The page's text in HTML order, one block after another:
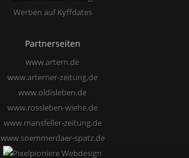
Werben auf Kyffdates
Partnerseiten
www.artern.de
www.arterner-zeitung.de
www.oldisleben.de
www.rossleben-wiehe.de
www.mansfeller-zeitung.de
www.soemmerdaer-spatz.de